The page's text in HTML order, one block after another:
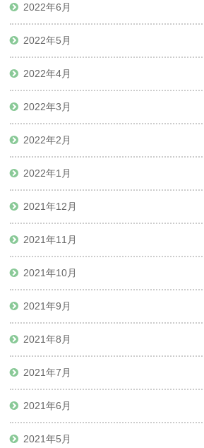
2022年6月
2022年5月
2022年4月
2022年3月
2022年2月
2022年1月
2021年12月
2021年11月
2021年10月
2021年9月
2021年8月
2021年7月
2021年6月
2021年5月